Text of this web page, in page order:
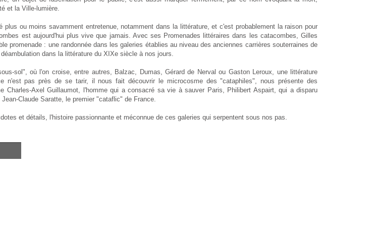
et la Ville-lumière.
plus ou moins savamment entretenue, notamment dans la littérature, et c'est probablement la raison pour
est aujourd'hui plus vive que jamais. Avec ses Promenades littéraires dans les catacombes, Gilles
promenade : une randonnée dans les galeries établies au niveau des anciennes carrières souterraines de
dans la littérature du XIXe siècle à nos jours.
sol", où l'on croise, entre autres, Balzac, Dumas, Gérard de Nerval ou Gaston Leroux, une littérature
n'est pas près de se tarir, il nous fait découvrir le microcosme des "cataphiles", nous présente des
Charles-Axel Guillaumot, l'homme qui a consacré sa vie à sauver Paris, Philibert Aspairt, qui a disparu
Claude Saratte, le premier "cataflic" de France.
et détails, l'histoire passionnante et méconnue de ces galeries qui serpentent sous nos pas.